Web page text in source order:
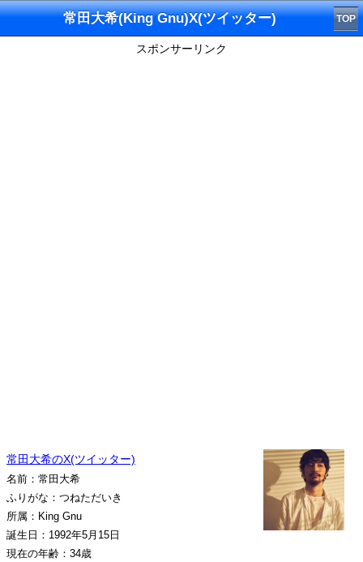
常田大希(King Gnu)X(ツイッター) TOP
スポンサーリンク
常田大希のX(ツイッター)
名前：常田大希
ふりがな：つねただいき
所属：King Gnu
誕生日：1992年5月15日
現在の年齢：34歳